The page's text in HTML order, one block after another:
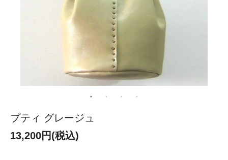
プティ グレージュ
13,200円(税込)